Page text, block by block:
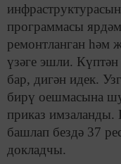
программасы
ремонтланган һәм
үзәге эшли. Күптән
бар, дигән идек.
бирү оешмасына
приказ имзаланды.
башлап бездә 37
докладчы.